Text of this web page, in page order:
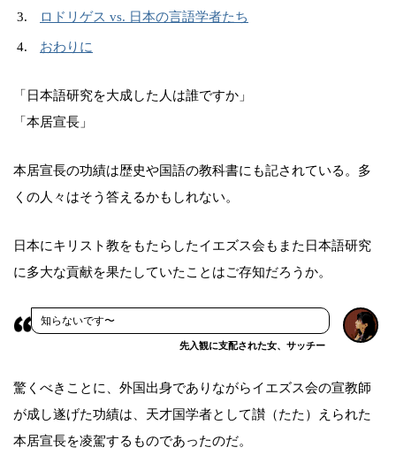
ロドリゲス vs. 日本の言語学者たち
おわりに
「日本語研究を大成した人は誰ですか」
「本居宣長」
本居宣長の功績は歴史や国語の教科書にも記されている。多
くの人々はそう答えるかもしれない。
日本にキリスト教をもたらしたイエズス会もまた日本語研究
に多大な貢献を果たしていたことはご存知だろうか。
知らないです〜
先入観に支配された女、サッチー
驚くべきことに、外国出身でありながらイエズス会の宣教師
が成し遂げた功績は、天才国学者として讃（たた）えられた
本居宣長を凌駕するものであったのだ。